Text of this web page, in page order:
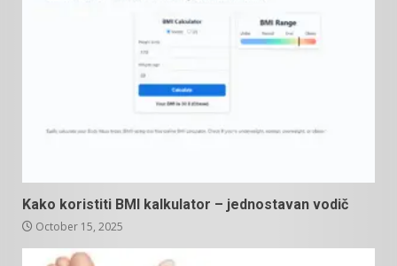
Kako koristiti BMI kalkulator – jednostavan vodič
October 15, 2025